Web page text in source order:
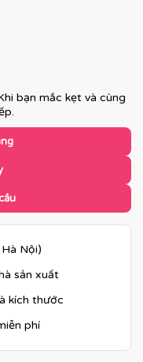
bạn mắc kẹt và cùng
Nội)
sản xuất
kích thước
phí